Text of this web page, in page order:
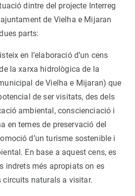
dintre del projecte Interreg
de Vielha e Mijaran
parts:
en l’elaboració d’un cens
la xarxa hidrològica de la
de Vielha e Mijaran) que
de ser visitats, des dels
ambiental, conscienciació i
en temes de preservació del
d’un turisme sostenible i
En base a aquest cens, es
indrets més apropiats on es
circuits naturals a visitar.